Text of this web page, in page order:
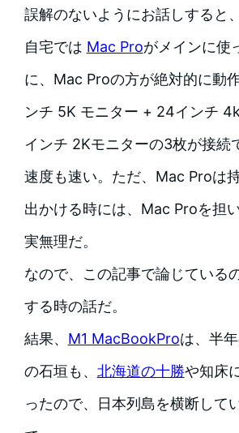
誤解のないようにお話しすると、
自宅では Mac Proがメインに使
に、Mac Proの方が絶対的に動
ンチ 5K モニター + 24インチ
インチ 2Kモニターの3枚が接続
速度も速い。ただ、Mac Proは
出かける時には、Mac Proを担
実無理だ。
なので、この記事で論じている
する時の話だ。
結果、 M1 MacBookProは、半
の石垣も、 北海道の十勝や知床
ったので、日本列島を横断してい